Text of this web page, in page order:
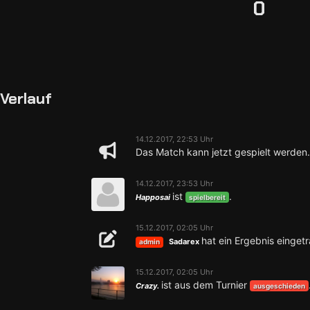
0
Verlauf
14.12.2017, 22:53 Uhr
Das Match kann jetzt gespielt werden.
14.12.2017, 23:53 Uhr
Happosai ist spielbereit .
15.12.2017, 02:05 Uhr
admin Sadarex hat ein Ergebnis
15.12.2017, 02:05 Uhr
Crazy. ist aus dem Turnier ausgeschieden .